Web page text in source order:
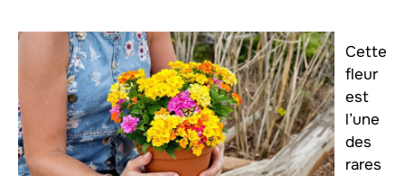
Cette
fleur
est
l’une
des
rares